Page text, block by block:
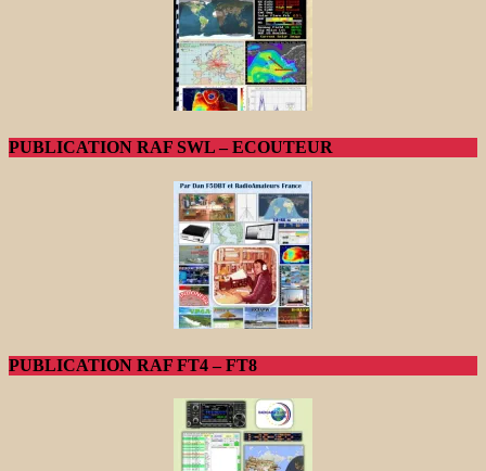
PUBLICATION RAF SWL – ECOUTEUR
PUBLICATION RAF FT4 – FT8